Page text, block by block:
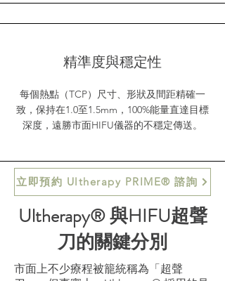
精準度與穩定性
每個熱點（TCP）尺寸、形狀及間距精確一
致，保持在1.0至1.5mm，100%能量直達目標
深度，遠勝市面HIFU儀器的不穩定傳送。
立即預約 Ultherapy PRIME® 諮詢
Ultherapy® 與HIFU超聲
刀的關鍵分別
市面上不少療程被籠統稱為「超聲